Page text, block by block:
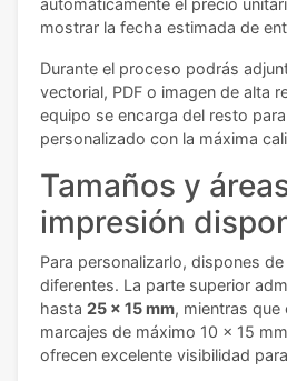
mostrar la fecha estimada de
Durante el proceso podrás
vectorial, PDF o imagen de alta
equipo se encarga del resto
personalizado con la máxima
Tamaños y
impresión
Para personalizarlo, dispones
diferentes. La parte superior
hasta 25 x 15 mm, mientras que
marcajes de máximo 10 x 15
ofrecen excelente visibilidad